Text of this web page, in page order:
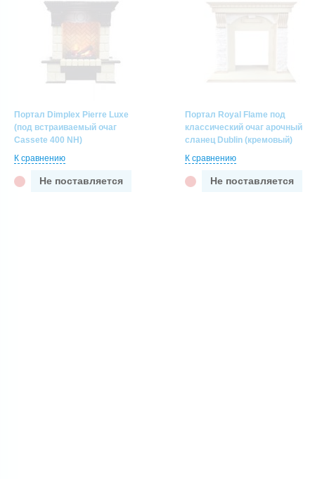
Портал Dimplex Pierre Luxe
(под встраиваемый очаг
Cassete 400 NH)
К сравнению
Не поставляется
Портал Royal Flame под
классический очаг арочный
сланец Dublin (кремовый)
К сравнению
Не поставляется